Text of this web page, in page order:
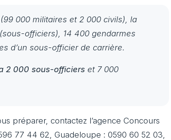
000 militaires et 2 000 civils), la
officiers), 14 400 gendarmes
d’un sous-officier de carrière.
2 000 sous-officiers et 7 000
préparer, contactez l’agence Concours
77 44 62, Guadeloupe : 0590 60 52 03,